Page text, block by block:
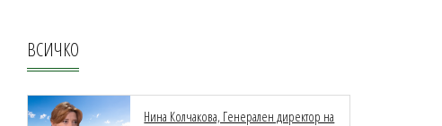
ВСИЧКО
Нина Колчакова, Генерален директор на